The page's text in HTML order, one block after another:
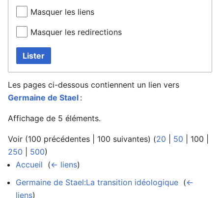
Masquer les liens
Masquer les redirections
Lister
Les pages ci-dessous contiennent un lien vers
Germaine de Stael :
Affichage de 5 éléments.
Voir (100 précédentes 100 suivantes) (20 50 100
250
500)
Accueil (← liens)
Germaine de Stael:La transition idéologique (←
liens)